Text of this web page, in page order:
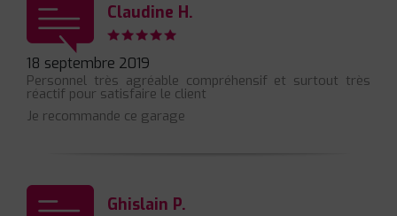
Claudine H.
18 septembre 2019
Personnel très agréable compréhensif et surtout très
réactif pour satisfaire le client
Je recommande ce garage
Ghislain P.